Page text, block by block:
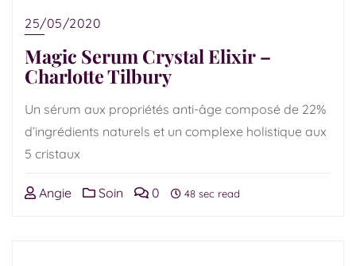
25/05/2020
Magic Serum Crystal Elixir –
Charlotte Tilbury
Un sérum aux propriétés anti-âge composé de 22%
d’ingrédients naturels et un complexe holistique aux
5 cristaux
Angie Soin 0 48 sec read